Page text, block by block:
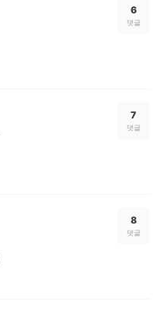
6
댓글
7
댓글
8
댓글